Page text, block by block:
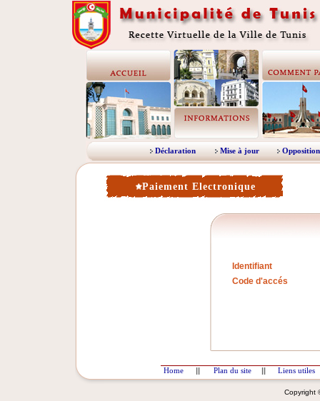
Déclaration Mise à jour Opposition
Paiement Electronique
Identifiant
Code d'accés
Home || Plan du site || Liens utiles
Copyright